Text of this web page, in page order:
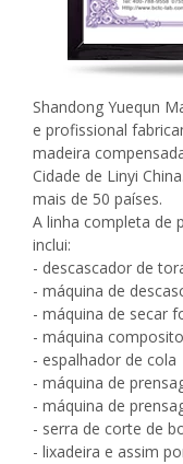
Shandong Yuequn
e profissional
madeira
Cidade de Linyi
mais de 50 países.
A linha completa de
inclui:
- descascador de
- máquina de
- máquina de secar
- máquina
- espalhador de cola
- máquina de
- máquina de
- serra de corte de
- lixadeira e assim